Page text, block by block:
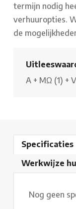
termijn nodig
verhuuropties.
de
A + MΩ (1) + V
Specificaties
Werkwijze
Nog geen